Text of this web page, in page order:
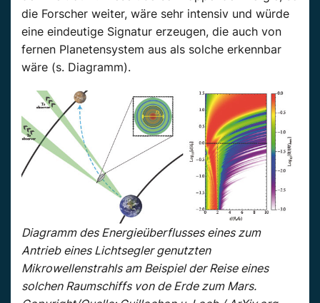
die Forscher weiter, wäre sehr intensiv und würde
eine eindeutige Signatur erzeugen, die auch von
fernen Planetensystem aus als solche erkennbar
wäre (s. Diagramm).
Diagramm des Energieüberflusses eines zum
Antrieb eines Lichtsegler genutzten
Mikrowellenstrahls am Beispiel der Reise eines
solchen Raumschiffs von de Erde zum Mars.